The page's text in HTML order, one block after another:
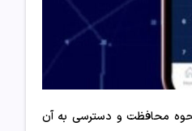
نحوه محافظت و دسترسی به آن